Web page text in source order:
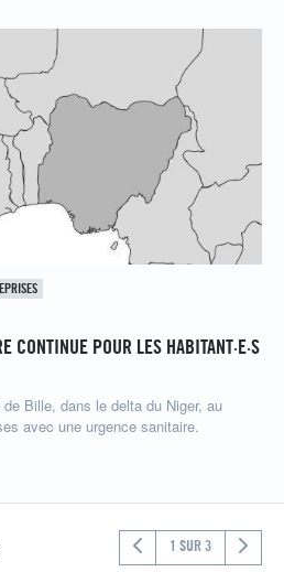
CONTINUE POUR LES HABITANT·E·S
Bille, dans le delta du Niger, au
avec une urgence sanitaire.
1 SUR 3